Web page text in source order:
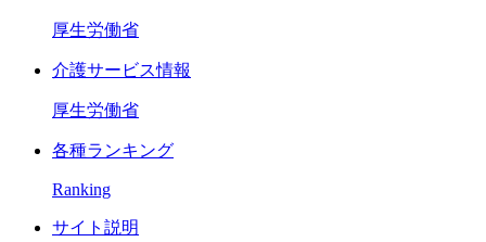
厚生労働省
介護サービス情報
厚生労働省
各種ランキング
Ranking
サイト説明